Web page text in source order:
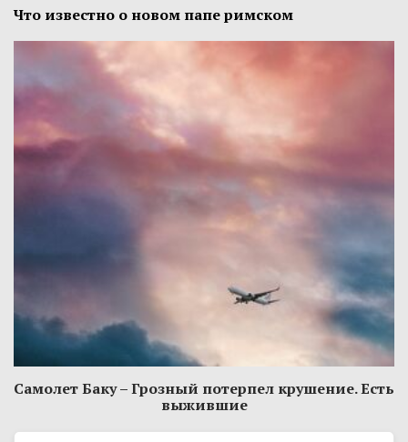
Что известно о новом папе римском
Самолет Баку – Грозный потерпел крушение. Есть
выжившие